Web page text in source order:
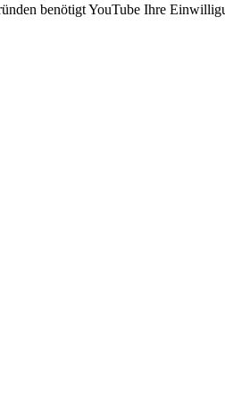
benötigt YouTube Ihre